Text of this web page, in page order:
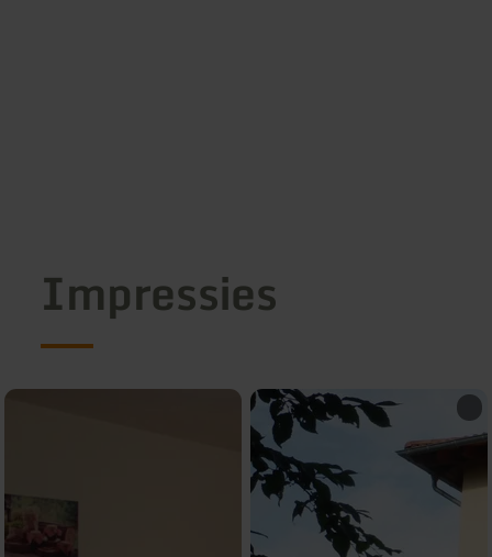
Impressies